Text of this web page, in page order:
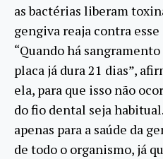
as bactérias liberam
gengiva reaja contra
“Quando há
placa já dura 21 dias”,
ela, para que isso não
do fio dental seja
apenas para a saúde da
de todo o organismo, já